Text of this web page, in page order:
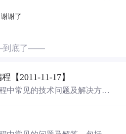
谢了
底了——
【2011-11-17】
中常见的技术问题及解决方